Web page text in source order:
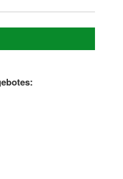
Profil